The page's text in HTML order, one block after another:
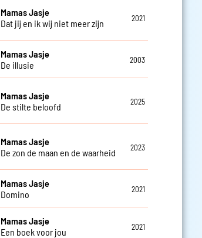
Mamas Jasje
Dat jij en ik wij niet meer zijn
2021
Mamas Jasje
De illusie
2003
Mamas Jasje
De stilte beloofd
2025
Mamas Jasje
De zon de maan en de waarheid
2023
Mamas Jasje
Domino
2021
Mamas Jasje
Een boek voor jou
2021